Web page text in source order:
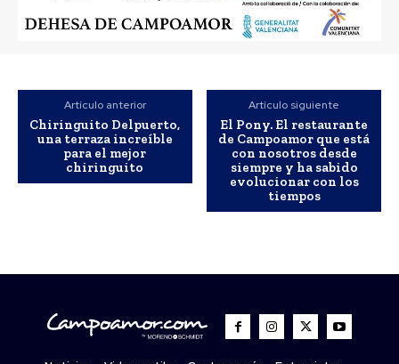
Artículo anterior
Chiringuito Delpuerto,
una terraza increíble
para el mejor
chiringuito
Artículo siguiente
El Pony. El restaurante
de Campoamor que está
con nosotros desde
siempre y ha sabido
evolucionar con los
tiempos